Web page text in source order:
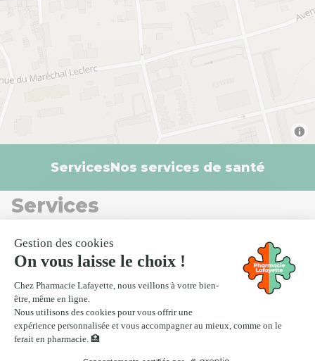
ServicesNos services de santé
Services
Scan ordonnance
Nos services de santé